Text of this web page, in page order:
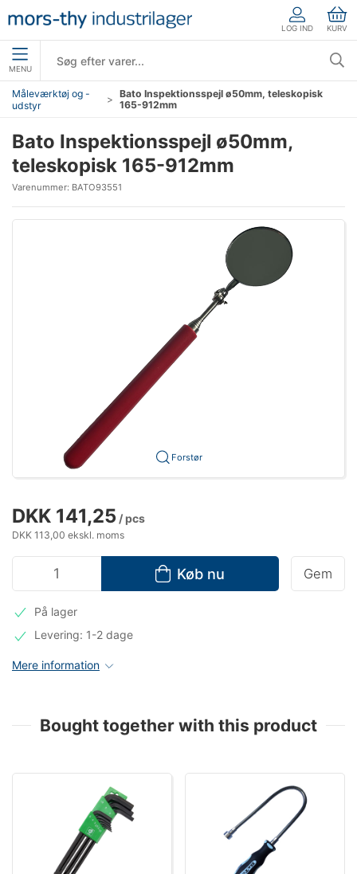
LOG IND KURV
MENU
Måleværktøj og -
udstyr
Bato Inspektionsspejl ø50mm, teleskopisk
165-912mm
Bato Inspektionsspejl ø50mm,
teleskopisk 165-912mm
Varenummer: BATO93551
Forstør
DKK 141,25 / pcs
DKK 113,00 ekskl. moms
Køb nu Gem
På lager
Levering: 1-2 dage
Mere information
Bought together with this product